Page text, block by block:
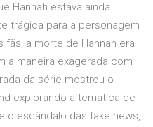
Hannah estava ainda
trágica para a personagem
fãs, a morte de Hannah era
a maneira exagerada com
da série mostrou o
explorando a temática de
o escândalo das fake news,